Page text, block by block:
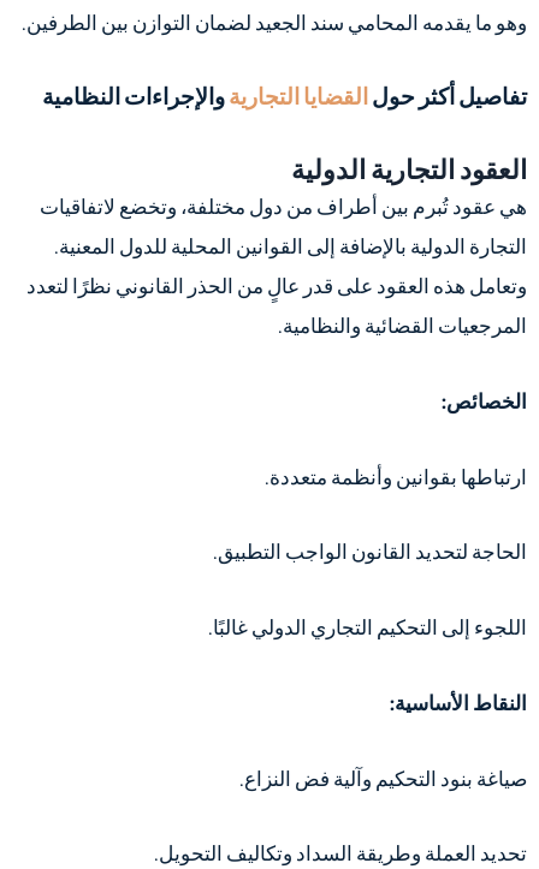
وهو ما يقدمه المحامي سند الجعيد لضمان التوازن بين الطرفين.
تفاصيل أكثر حول القضايا التجاريةوالإجراءات النظامية
العقود التجارية الدولية
هي عقود تُبرم بين أطراف من دول مختلفة، وتخضع لاتفاقيات
التجارة الدولية بالإضافة إلى القوانين المحلية للدول المعنية.
وتعامل هذه العقود على قدر عالٍ من الحذر القانوني نظرًا لتعدد
المرجعيات القضائية والنظامية.
الخصائص:
ارتباطها بقوانين وأنظمة متعددة.
الحاجة لتحديد القانون الواجب التطبيق.
اللجوء إلى التحكيم التجاري الدولي غالبًا.
النقاط الأساسية:
صياغة بنود التحكيم وآلية فض النزاع.
تحديد العملة وطريقة السداد وتكاليف التحويل.